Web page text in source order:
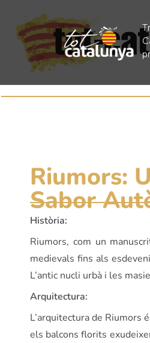
Riumors:
Sabor
Història:
Riumors, com un
medievals fins als
L’antic nucli urbà i les
Arquitectura:
L’arquitectura de Riumors
els balcons florits